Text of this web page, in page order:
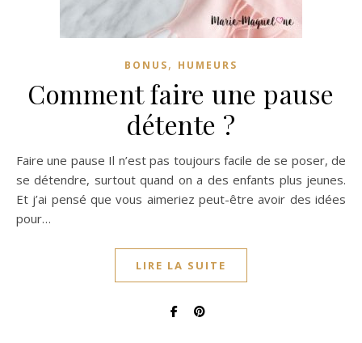
BONUS, HUMEURS
Comment faire une pause
détente ?
Faire une pause Il n’est pas toujours facile de se poser, de
se détendre, surtout quand on a des enfants plus jeunes.
Et j’ai pensé que vous aimeriez peut-être avoir des idées
pour…
LIRE LA SUITE